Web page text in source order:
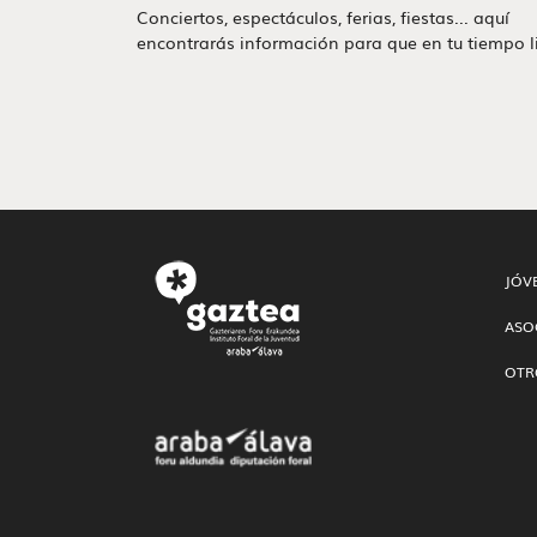
Conciertos, espectáculos, ferias, fiestas... aquí
encontrarás información para que en tu tiempo